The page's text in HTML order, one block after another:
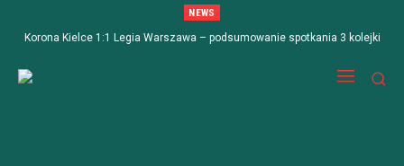
NEWS
Korona Kielce 1:1 Legia Warszawa – podsumowanie spotkania 3 kolejki